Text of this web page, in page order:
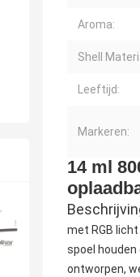
Aroma:
Shell
Leeftijd:
Markeren:
14 ml
met RGB
spoel
ontworpen,